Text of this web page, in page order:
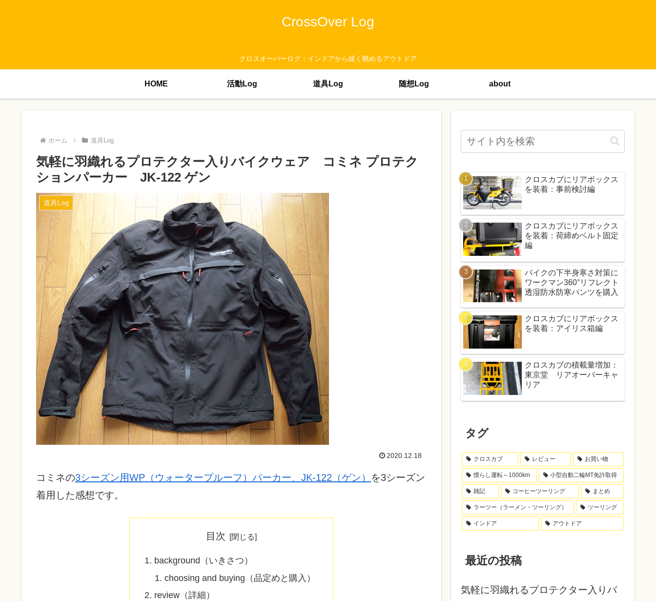
CrossOver Log
クロスオーバーログ：インドアから緩く眺めるアウトドア
HOME 活動Log 道具Log 随想Log about
ホーム 道具Log
気軽に羽織れるプロテクター入りバイクウェア コミネ プロテク
ションパーカー JK-122 ゲン
道具Log
2020.12.18
コミネの3シーズン用WP（ウォータープルーフ）パーカー、JK-122（ゲン） を3シーズン
着用した感想です。
目次
background（いきさつ）
choosing and buying（品定めと購入）
review（詳細）
クロスカブにリアボックス
を装着：事前検討編
クロスカブにリアボックス
を装着：荷締めベルト固定
編
バイクの下半身寒さ対策に
ワークマン360°リフレクト
透湿防水防寒パンツを購入
クロスカブにリアボックス
を装着：アイリス箱編
クロスカブの積載量増加：
東京堂 リアオーバーキャ
リア
タグ
クロスカブ レビュー お買い物
慣らし運転～1000km 小型自動二輪MT免許取得
雑記 コーヒーツーリング まとめ
ラーツー（ラーメン・ツーリング） ツーリング
インドア アウトドア
最近の投稿
気軽に羽織れるプロテクター入りバ